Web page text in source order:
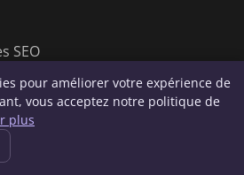
SEO
pour améliorer votre expérience de
vous acceptez notre politique de
plus